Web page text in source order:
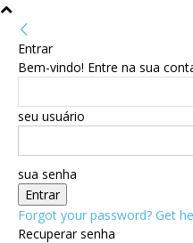
Entrar
Bem-vindo! Entre na sua
seu usuário
sua senha
Forgot your password? Get
Recuperar senha